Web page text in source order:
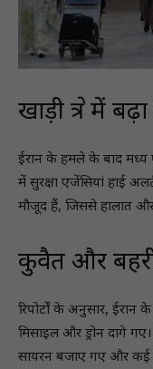
खाड़ी क्षेत्र में
ईरान के हमले के बाद मध्य
में सुरक्षा एजेंसियां हाई
मौजूद हैं, जिससे हालात
कुवैत और
रिपोर्टों के अनुसार,
मिसाइल और ड्रोन दागे
सायरन बजाए गए और कई